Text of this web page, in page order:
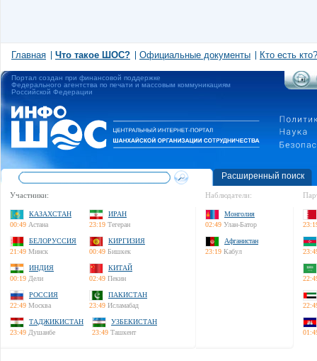
Главная Что такое ШОС? Официальные документы Кто есть кто?
Портал создан при финансовой поддержке
Федерального агентства по печати и массовым коммуникациям
Российской Федерации
Расширенный поиск
Участники:
КАЗАХСТАН
00:49 Астана
ИРАН
23:19 Тегеран
БЕЛОРУССИЯ
21:49 Минск
КИРГИЗИЯ
00:49 Бишкек
ИНДИЯ
00:19 Дели
КИТАЙ
02:49 Пекин
РОССИЯ
22:49 Москва
ПАКИСТАН
23:49 Исламабад
ТАДЖИКИСТАН
23:49 Душанбе
УЗБЕКИСТАН
23:49 Ташкент
Наблюдатели:
Монголия
02:49 Улан-Батор
Афганистан
23:19 Кабул